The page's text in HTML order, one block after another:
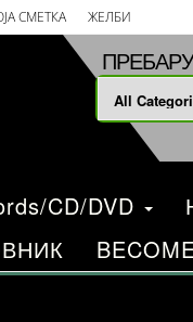
СМЕТКА ЖЕЛБИ
CD/DVD